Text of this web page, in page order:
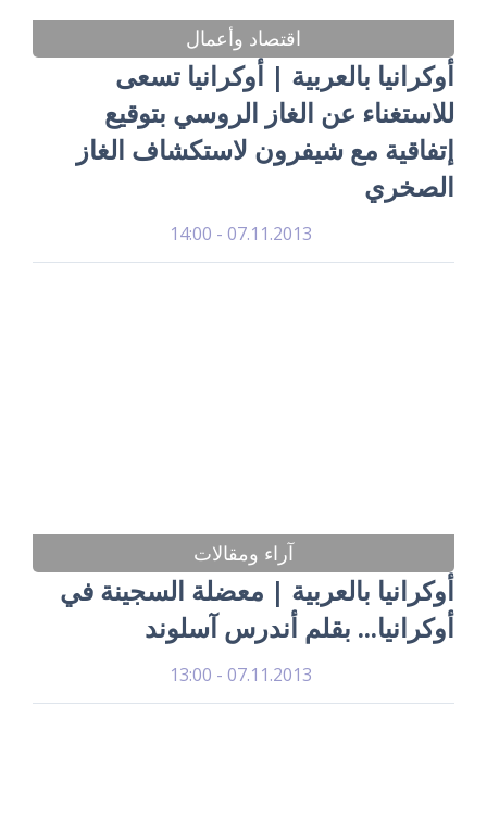
اقتصاد وأعمال
أوكرانيا بالعربية | أوكرانيا تسعى
للاستغناء عن الغاز الروسي بتوقيع
إتفاقية مع شيفرون لاستكشاف الغاز
الصخري
07.11.2013 - 14:00
آراء ومقالات
أوكرانيا بالعربية | معضلة السجينة في
أوكرانيا... بقلم أندرس آسلوند
07.11.2013 - 13:00